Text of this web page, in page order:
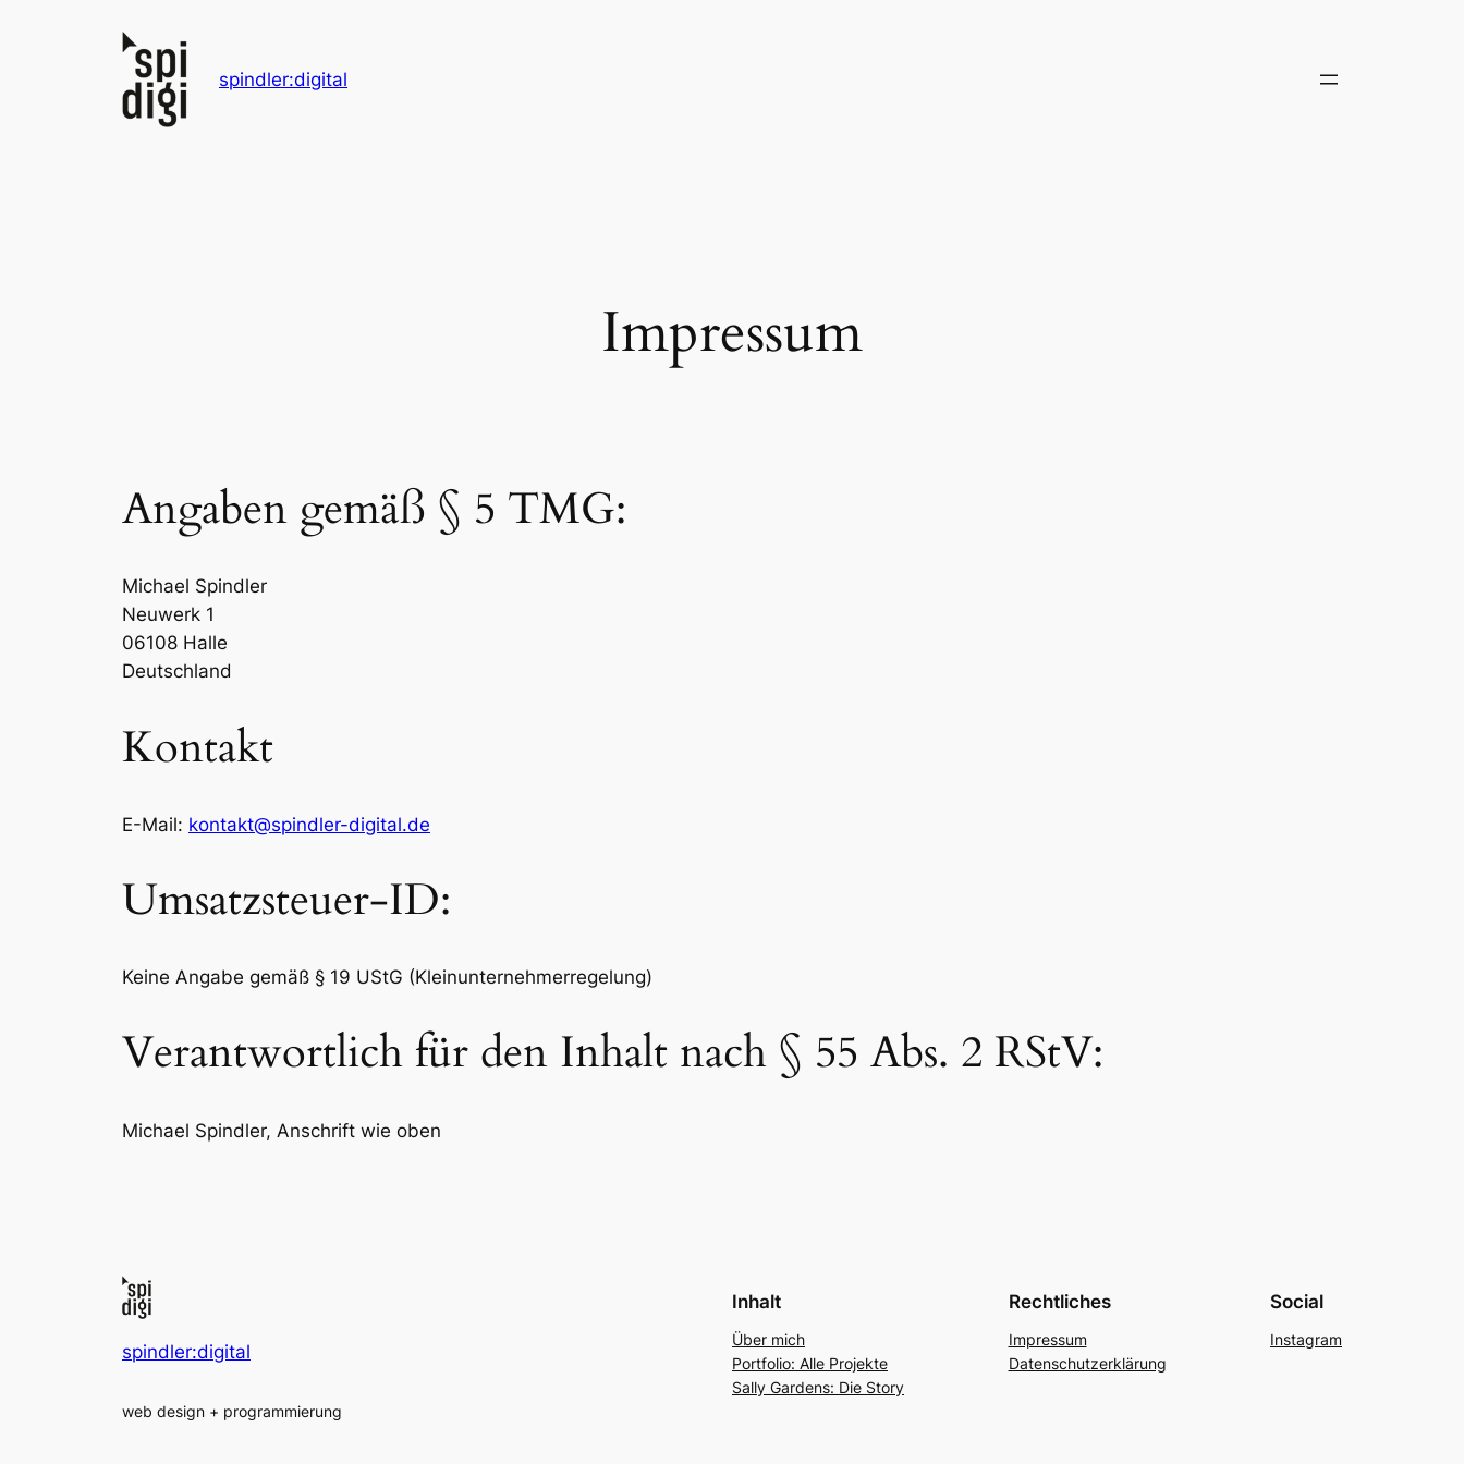
spindler:digital
Impressum
Angaben gemäß § 5 TMG:
Michael Spindler
Neuwerk 1
06108 Halle
Deutschland
Kontakt
E-Mail: kontakt@spindler-digital.de
Umsatzsteuer-ID:
Keine Angabe gemäß § 19 UStG (Kleinunternehmerregelung)
Verantwortlich für den Inhalt nach § 55 Abs. 2 RStV:
Michael Spindler, Anschrift wie oben
spindler:digital
web design + programmierung
Inhalt
Über mich
Portfolio: Alle Projekte
Sally Gardens: Die Story
Rechtliches
Impressum
Datenschutzerklärung
Social
Instagram